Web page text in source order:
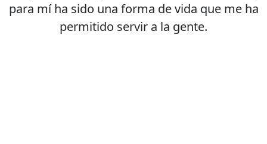
para mí ha sido una forma de vida que me ha
permitido servir a la gente.